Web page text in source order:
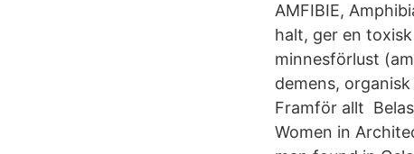
AMFIBIE,
halt, ger en
minnesförlust
demens,
Framför allt
Women in